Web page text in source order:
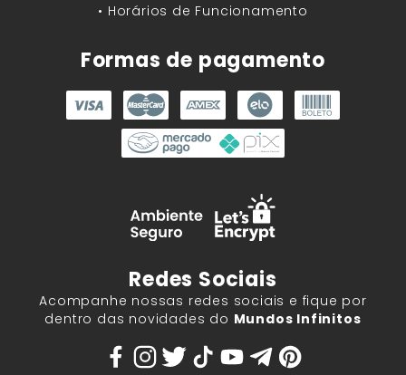
• Horários de Funcionamento
Formas de pagamento
Redes Sociais
Acompanhe nossas redes sociais e fique por
dentro das novidades do Mundos Infinitos